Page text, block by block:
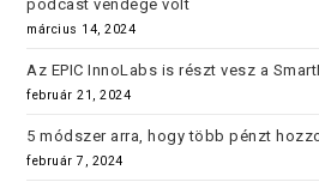
podcast vendége volt
március 14, 2024
Az EPIC InnoLabs is részt vesz a
február 21, 2024
5 módszer arra, hogy több pénzt
február 7, 2024